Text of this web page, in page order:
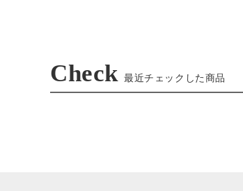
Check 最近チェックした商品